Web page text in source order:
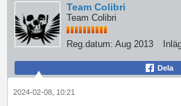
Team Colibri
Team Colibri
Reg.datum: Aug 2013
Dela
2024-02-08, 10:21